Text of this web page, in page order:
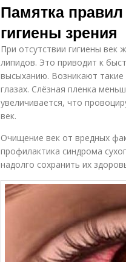
Памятка
гигиены зрения
При отсутствии гигиены век
липидов. Это приводит к
высыханию. Возникают
глазах. Слёзная пленка
увеличивается, что
век.
Очищение век от вредных
профилактика синдрома
надолго сохранить их